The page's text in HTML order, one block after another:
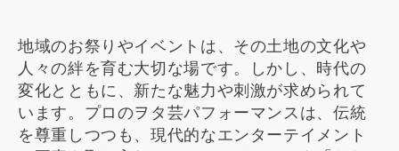
地域のお祭りやイベントは、その土地の文化や
人々の絆を育む大切な場です。しかし、時代の
変化とともに、新たな魅力や刺激が求められて
います。プロのヲタ芸パフォーマンスは、伝統
を尊重しつつも、現代的なエンターテイメント